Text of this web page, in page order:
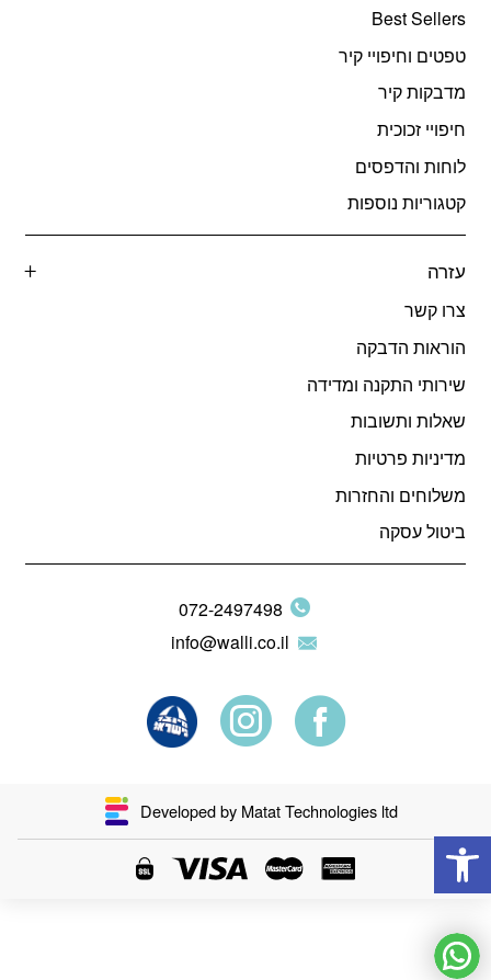
Best Sellers
טפטים וחיפויי קיר
מדבקות קיר
חיפויי זכוכית
לוחות והדפסים
קטגוריות נוספות
עזרה
צרו קשר
הוראות הדבקה
שירותי התקנה ומדידה
שאלות ותשובות
מדיניות פרטיות
משלוחים והחזרות
ביטול עסקה
072-2497498
info@walli.co.il
Developed by Matat Technologies ltd
פתח סרגל נגישות